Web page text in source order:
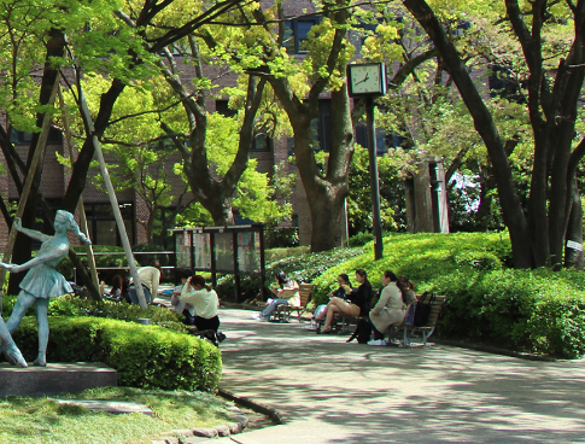
（Institutional Research）情報
校法人武庫川学院
庫川学院創立80周年
等教育の修学支援新制度について
英語英米文学専攻
臨床教育学専攻
食物栄養学専攻
景観建築学専攻
看護学専攻
売店・本/食堂・カフェ
キャンパスカレンダー
学友会・委員会
クラブ・同好会
学内ボランティア団体
武庫女Style
学費等納付金
学則
編入学について
大学院進学
大学院・専攻科入試ガイド
ーク
オープンカレッジ
大学院／専攻科紹介
科目等履修について
リカレント教育
MUKOnoa+
教員情報検索
ー